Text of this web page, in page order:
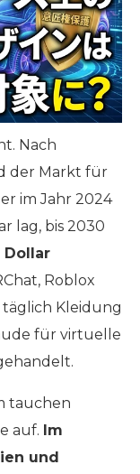
Nach
der Markt für
im Jahr 2024
lag, bis 2030
Dollar
Roblox
Kleidung
für virtuelle
tauchen
auf. Im
und